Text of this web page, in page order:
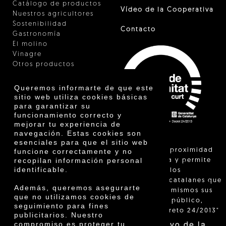
Queremos informarte de que este
sitio web utiliza cookies básicas
para garantizar su
funcionamiento correcto y
mejorar tu experiencia de
navegación. Estas cookies son
esenciales para que el sitio web
funcione correctamente y no
recopilan información personal
identificable.
Además, queremos asegurarte
que no utilizamos cookies de
seguimiento para fines
publicitarios. Nuestro
compromiso es proteger tu
Catálogo de productos
Nuestros agricultores
Sostenibilidad
Gastronomía
El molino
Vinagre
Otros productos
Premios
Innovación
Vídeo de la Cooperativa
Contacto
"La venta de proximidad
está regulada y permite
identificar a los
agricultores catalanes que
venden ellos mismos sus
productos al público,
según el Decreto 24/2013"